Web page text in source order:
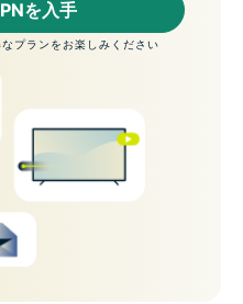
を入手
プランをお楽しみください